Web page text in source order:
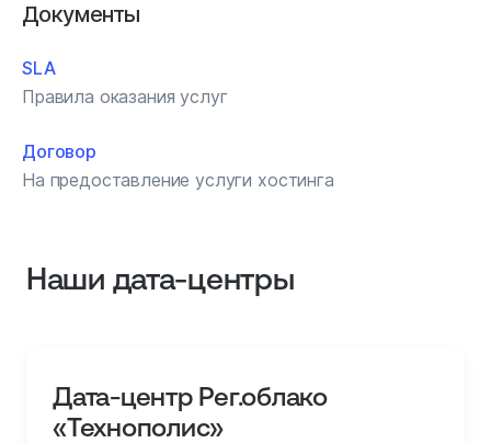
Документы
SLA
Правила оказания услуг
Договор
На предоставление услуги хостинга
Наши дата‑центры
Дата-центр Рег.облако
«Технополис»